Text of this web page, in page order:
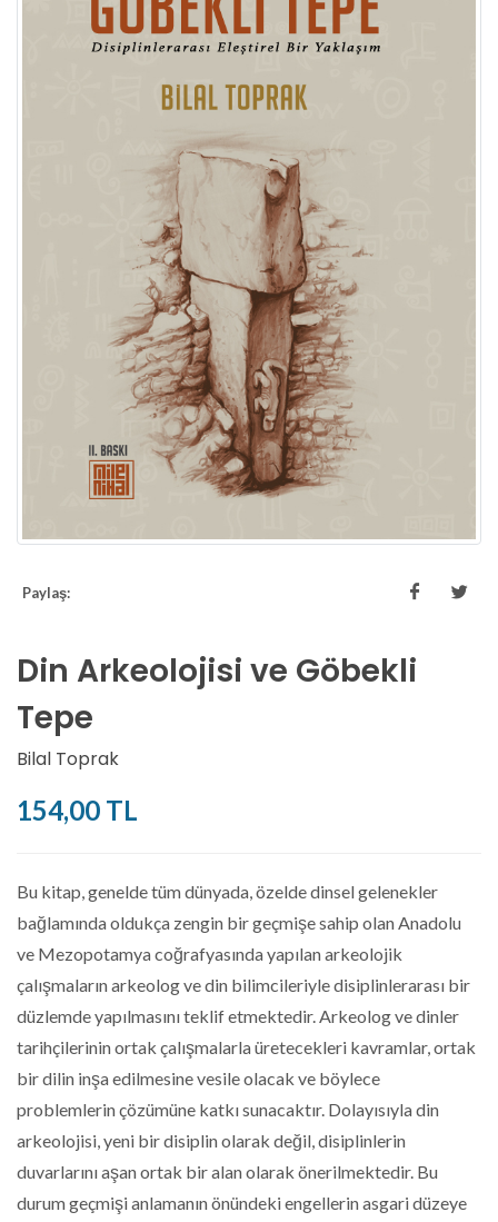
Paylaş:
Din Arkeolojisi ve Göbekli
Tepe
Bilal Toprak
154,00 TL
Bu kitap, genelde tüm dünyada, özelde dinsel gelenekler
bağlamında oldukça zengin bir geçmişe sahip olan Anadolu
ve Mezopotamya coğrafyasında yapılan arkeolojik
çalışmaların arkeolog ve din bilimcileriyle disiplinlerarası bir
düzlemde yapılmasını teklif etmektedir. Arkeolog ve dinler
tarihçilerinin ortak çalışmalarla üretecekleri kavramlar, ortak
bir dilin inşa edilmesine vesile olacak ve böylece
problemlerin çözümüne katkı sunacaktır. Dolayısıyla din
arkeolojisi, yeni bir disiplin olarak değil, disiplinlerin
duvarlarını aşan ortak bir alan olarak önerilmektedir. Bu
durum geçmişi anlamanın önündeki engellerin asgari düzeye